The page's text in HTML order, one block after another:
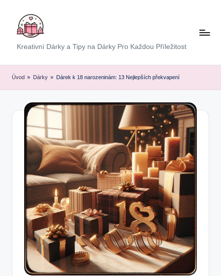
content
E
x
p
e
Kreativní Dárky a Tipy na Dárky Pro Každou Příležitost
Úvod » Dárky » Dárek k 18 narozeninám: 13 Nejlepších překvapení